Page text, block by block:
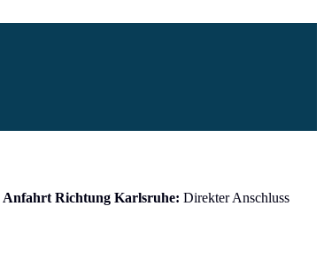
Anfahrt Richtung Karlsruhe: Direkter Anschluss